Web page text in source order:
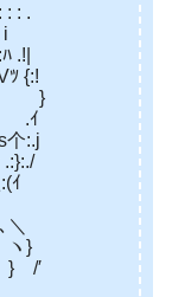
: .
.!|
{:!
}
.ｲ
:.j
}
/′